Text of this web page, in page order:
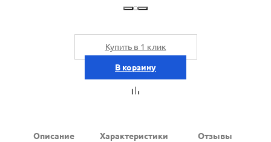
Купить в 1 клик
В корзину
Описание Характеристики Отзывы